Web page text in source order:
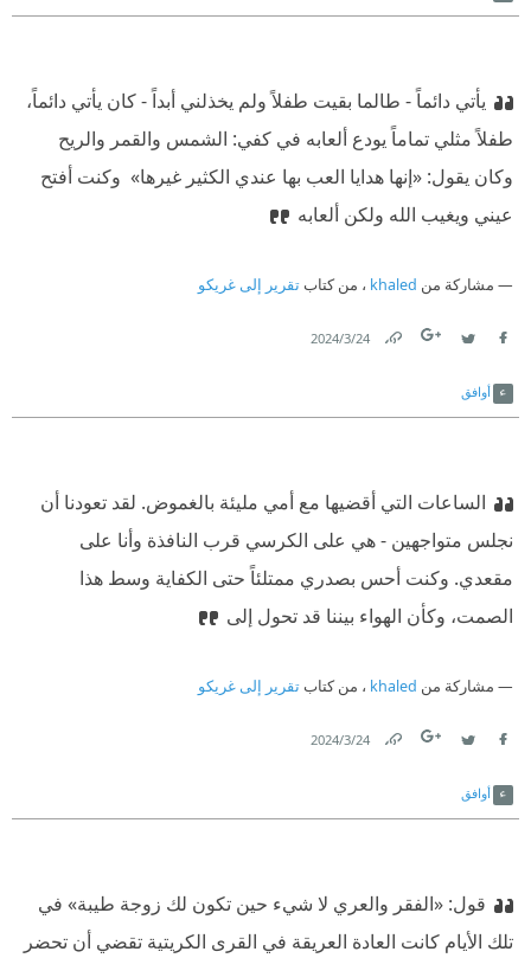
يأتي دائماً - طالما بقيت طفلاً ولم يخذلني أبداً - كان يأتي دائماً،
طفلاً مثلي تماماً يودع ألعابه في كفي: الشمس والقمر والريح
وكان يقول: «إنها هدايا العب بها عندي الكثير غيرها» ‫ وكنت أفتح
عيني ويغيب الله ولكن ألعابه
مشاركة من khaled ، من كتابتقرير إلى غريكو
24‏/3‏/2024
أوافق
الساعات التي أقضيها مع أمي مليئة بالغموض. لقد تعودنا أن
نجلس متواجهين - هي على الكرسي قرب النافذة وأنا على
مقعدي. وكنت أحس بصدري ممتلئاً حتى الكفاية وسط هذا
الصمت، وكأن الهواء بيننا قد تحول إلى
مشاركة من khaled ، من كتابتقرير إلى غريكو
24‏/3‏/2024
أوافق
قول: «الفقر والعري لا شيء حين تكون لك زوجة طيبة» في
تلك الأيام كانت العادة العريقة في القرى الكريتية تقضي أن تحضر